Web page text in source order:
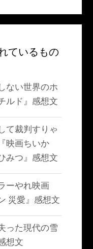
ているもの
ない世界のホ
ルド』感想文
て裁判すりゃ
映画ちいか
つ』感想文
ーやれ映画
災愛』感想文
った現代の雪
想文